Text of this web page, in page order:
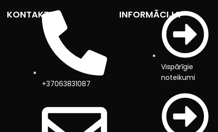
KONTAKTI
+37063831087
INFORMĀCIJA
Vispārīgie
noteikumi